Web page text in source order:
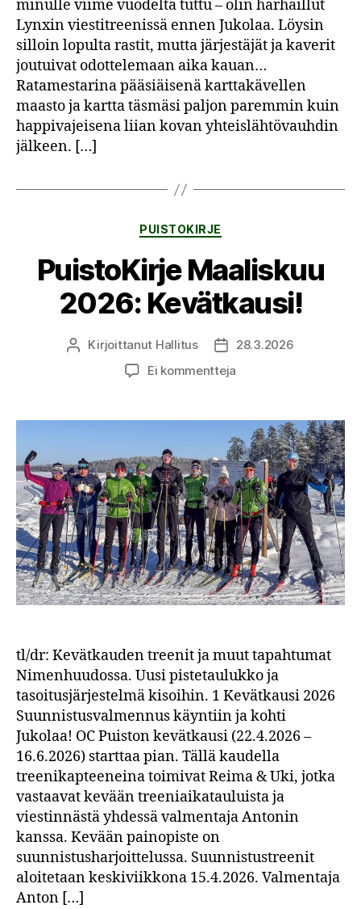
minulle viime vuodelta tuttu – olin harhaillut
Lynxin viestitreenissä ennen Jukolaa. Löysin
silloin lopulta rastit, mutta järjestäjät ja kaverit
joutuivat odottelemaan aika kauan…
Ratamestarina pääsiäisenä karttakävellen
maasto ja kartta täsmäsi paljon paremmin kuin
happivajeisena liian kovan yhteislähtövauhdin
jälkeen. […]
Kategoriat
PUISTOKIRJE
PuistoKirje Maaliskuu
2026: Kevätkausi!
Kirjoittaja
Kirjoittanut Hallitus Julkaisupäivämäärä
28.3.2026
Ei kommentteja
2026:
Kevätkausi!
tl/dr: Kevätkauden treenit ja muut tapahtumat
Nimenhuudossa. Uusi pistetaulukko ja
tasoitusjärjestelmä kisoihin. 1 Kevätkausi 2026
Suunnistusvalmennus käyntiin ja kohti
Jukolaa! OC Puiston kevätkausi (22.4.2026 –
16.6.2026) starttaa pian. Tällä kaudella
treenikapteeneina toimivat Reima & Uki, jotka
vastaavat kevään treeniaikatauluista ja
viestinnästä yhdessä valmentaja Antonin
kanssa. Kevään painopiste on
suunnistusharjoittelussa. Suunnistustreenit
aloitetaan keskiviikkona 15.4.2026. Valmentaja
Anton […]